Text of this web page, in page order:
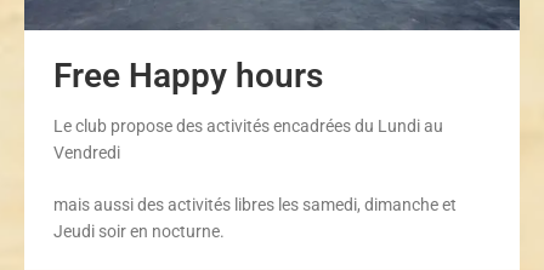
Free Happy hours
Le club propose des activités encadrées du Lundi au
Vendredi
mais aussi des activités libres les samedi, dimanche et
Jeudi soir en nocturne.